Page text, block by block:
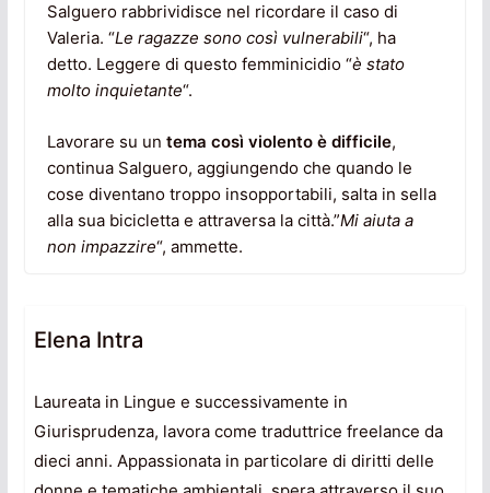
Salguero rabbrividisce nel ricordare il caso di
Valeria. “Le ragazze sono così vulnerabili“, ha
detto. Leggere di questo femminicidio “è stato
molto inquietante“.
Lavorare su un tema così violento è difficile,
continua Salguero, aggiungendo che quando le
cose diventano troppo insopportabili, salta in sella
alla sua bicicletta e attraversa la città.”Mi aiuta a
non impazzire“, ammette.
Elena Intra
Laureata in Lingue e successivamente in
Giurisprudenza, lavora come traduttrice freelance da
dieci anni. Appassionata in particolare di diritti delle